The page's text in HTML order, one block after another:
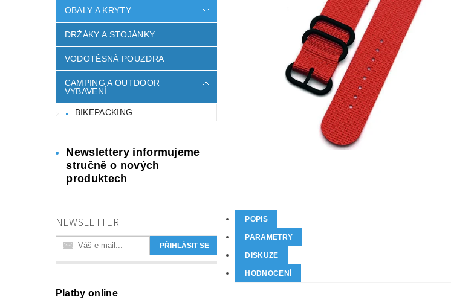
OBALY A KRYTY
DRŽÁKY A STOJÁNKY
VODOTĚSNÁ POUZDRA
CAMPING A OUTDOOR
VYBAVENÍ
BIKEPACKING
Newslettery informujeme
stručně o nových
produktech
NEWSLETTER
Platby online
POPIS
PARAMETRY
DISKUZE
HODNOCENÍ